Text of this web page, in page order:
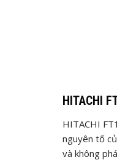
HITACHI
HITACHI
nguyên tố
và không